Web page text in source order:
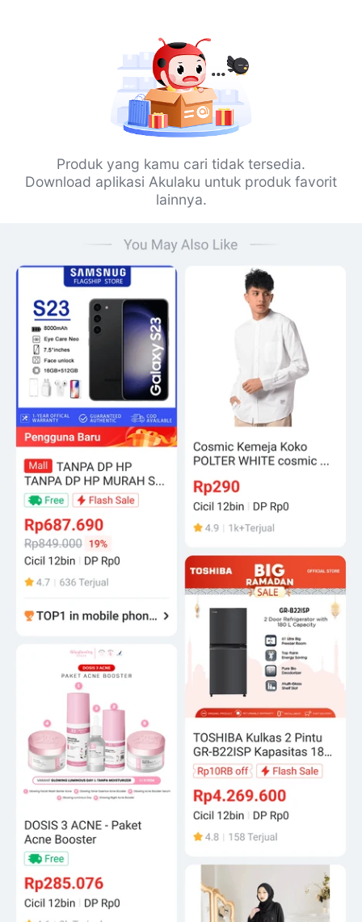
Produk yang kamu cari tidak tersedia.
Download aplikasi Akulaku untuk produk favorit
lainnya.